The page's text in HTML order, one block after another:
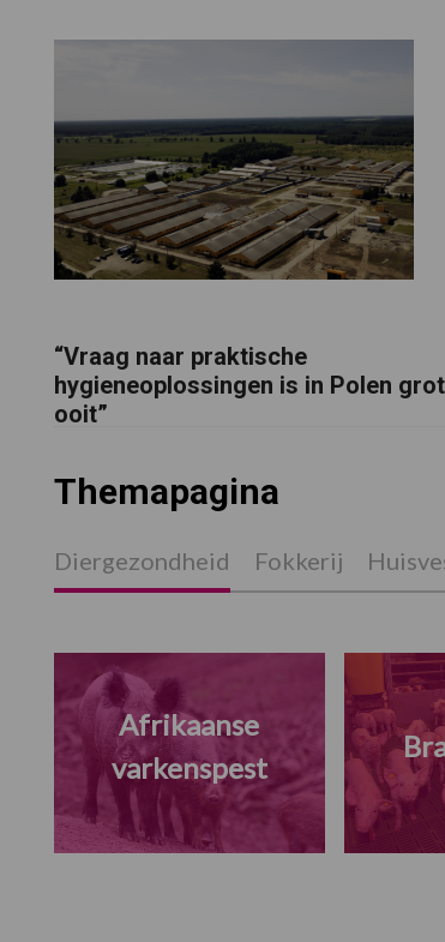
“Vraag naar praktische
hygieneoplossingen is in Polen
ooit”
Themapagina
Diergezondheid Fokkerij
Afrikaanse
varkenspest